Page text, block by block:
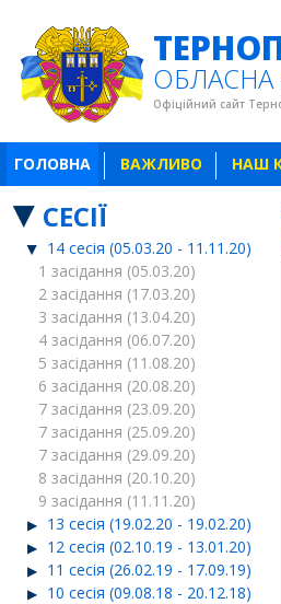
ОБЛАСНА
Офіційний сайт
ГОЛОВНА ВАЖЛИВО НАШ
СЕСІЇ
14 сесія (05.03.20 - 11.11.20)
1 засідання (05.03.20)
2 засідання (17.03.20)
3 засідання (13.04.20)
4 засідання (06.07.20)
5 засідання (11.08.20)
6 засідання (20.08.20)
7 засідання (23.09.20)
7 засідання (25.09.20)
7 засідання (29.09.20)
8 засідання (20.10.20)
9 засідання (11.11.20)
13 сесія (19.02.20 - 19.02.20)
12 сесія (02.10.19 - 13.01.20)
11 сесія (26.02.19 - 17.09.19)
10 сесія (09.08.18 - 20.12.18)